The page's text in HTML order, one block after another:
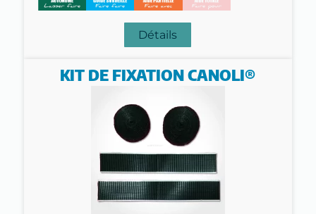
Détails
KIT DE FIXATION CANOLI®